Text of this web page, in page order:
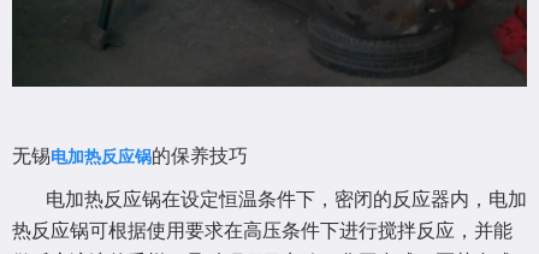
无锡 电加热反应锅的保养技巧
电加热反应锅在设定恒温条件下，密闭的反应器内， 电加
热反应锅可根据使用要求在高压条件下进行搅拌反应，并能